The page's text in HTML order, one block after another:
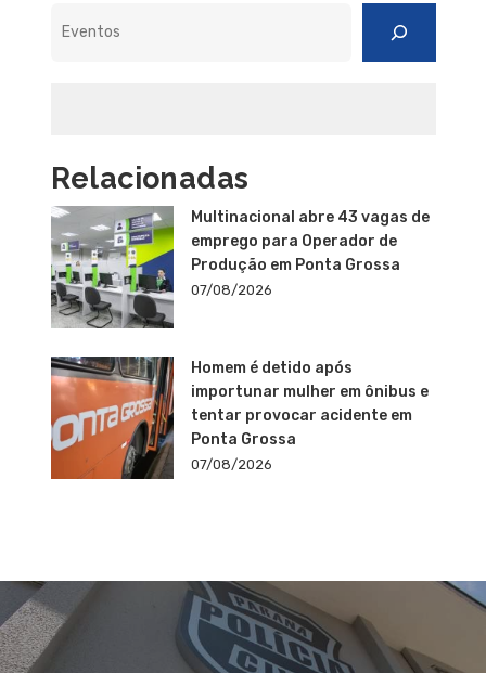
Relacionadas
Multinacional abre 43 vagas de
emprego para Operador de
Produção em Ponta Grossa
07/08/2026
Homem é detido após
importunar mulher em ônibus e
tentar provocar acidente em
Ponta Grossa
07/08/2026